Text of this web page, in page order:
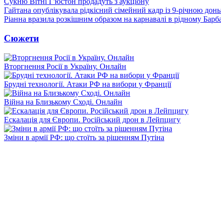
Гайтана опублікувала рідкісний сімейний кадр із 9-річною
Ріанна вразила розкішним образом на карнавалі в рідному
Сюжети
Вторгнення Росії в Україну. Онлайн
Брудні технології. Атаки РФ на вибори у Франції
Війна на Близькому Сході. Онлайн
Ескалація для Європи. Російський дрон в Лейпцигу
Зміни в армії РФ: що стоїть за рішенням Путіна